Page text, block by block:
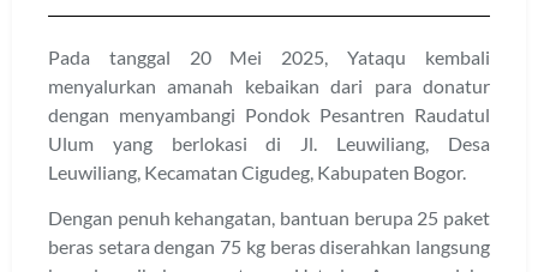
Pada tanggal 20 Mei 2025, Yataqu kembali
menyalurkan amanah kebaikan dari para donatur
dengan menyambangi Pondok Pesantren Raudatul
Ulum yang berlokasi di Jl. Leuwiliang, Desa
Leuwiliang, Kecamatan Cigudeg, Kabupaten Bogor.
Dengan penuh kehangatan, bantuan berupa 25 paket
beras setara dengan 75 kg beras diserahkan langsung